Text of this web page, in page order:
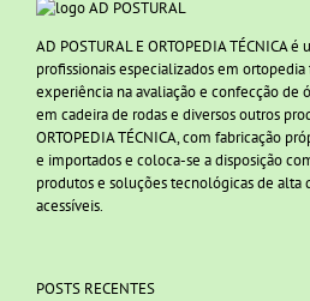
AD POSTURAL E ORTOPEDIA TÉCNICA
profissionais especializados em
experiência na avaliação e confecção de
em cadeira de rodas e diversos outros
ORTOPEDIA TÉCNICA, com fabricação
e importados e coloca-se a disposição
produtos e soluções tecnológicas de
acessíveis.
POSTS RECENTES